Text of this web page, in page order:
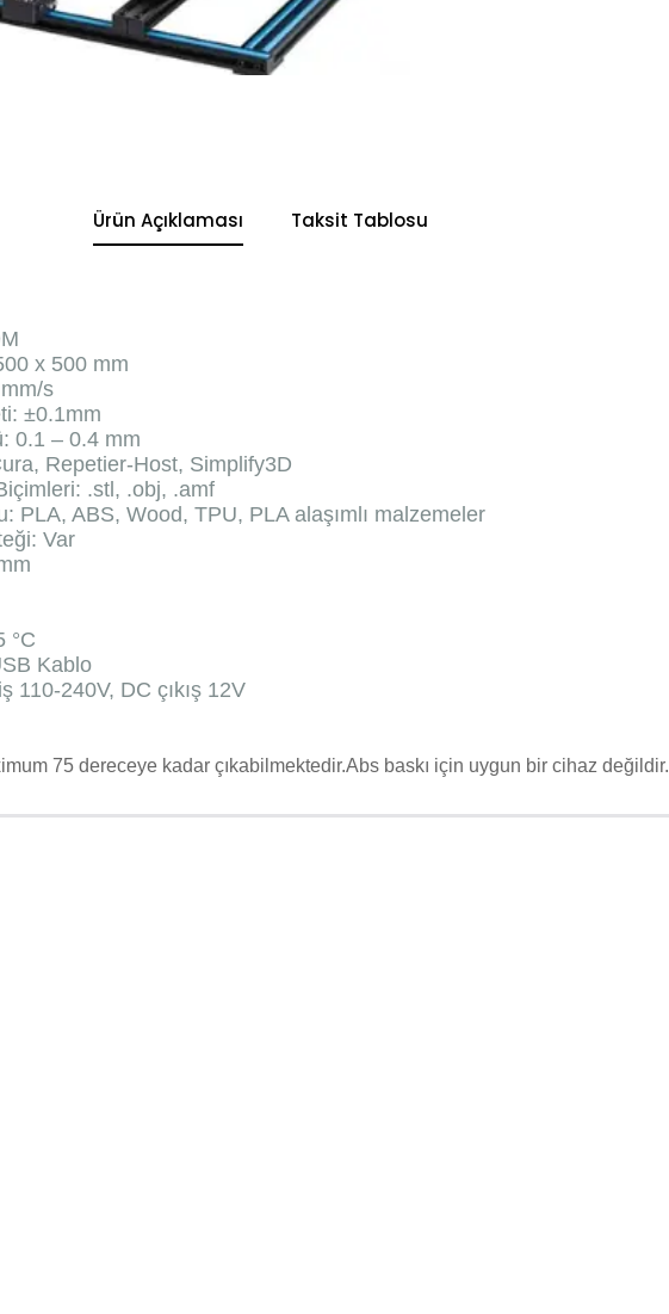
Ürün Açıklaması Taksit Tablosu
x 500 mm
mm/s
±0.1mm
0.1 – 0.4 mm
Repetier-Host, Simplify3D
.stl, .obj, .amf
PLA, ABS, Wood, TPU, PLA alaşımlı malzemeler
Var
°C
Kablo
110-240V, DC çıkış 12V
75 dereceye kadar çıkabilmektedir.Abs baskı için uygun bir cihaz değildir.